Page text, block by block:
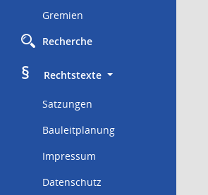
Gremien
Recherche
§
     Rechtstexte
Satzungen
Bauleitplanung
Impressum
Datenschutz